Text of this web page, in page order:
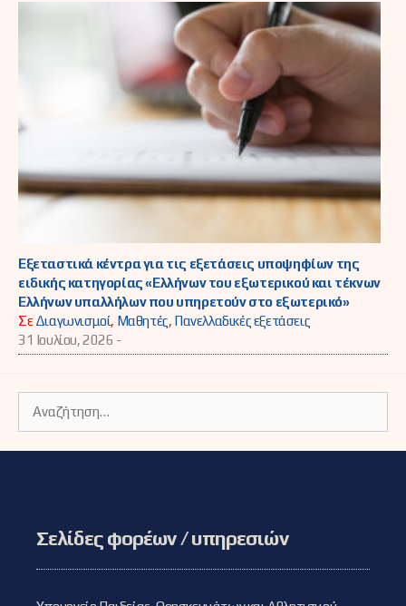
Εξεταστικά κέντρα για τις εξετάσεις υποψηφίων της
ειδικής κατηγορίας «Ελλήνων του εξωτερικού και τέκνων
Ελλήνων υπαλλήλων που υπηρετούν στο εξωτερικό»
ΣεΔιαγωνισμοί, Μαθητές, Πανελλαδικές εξετάσεις
31 Ιουλίου, 2026 -
για:
Σελίδες φορέων / υπηρεσιών